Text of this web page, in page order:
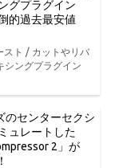
グプラグイン
的過去最安値
スト / カットやリバ
シングプラグイン
のセンターセクシ
ュレートした
2」が